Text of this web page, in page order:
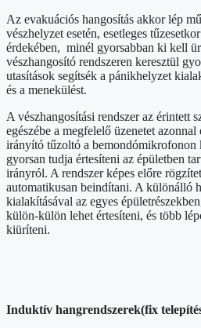
Az evakuációs hangosítás akkor lép
vészhelyzet esetén, esetleges
érdekében, minél gyorsabban ki kell
vészhangosító rendszeren keresztül
utasítások segítsék a pánikhelyzet
és a menekülést.
A vészhangosítási rendszer az érintett
egészébe a megfelelő üzenetet
irányító tűzoltó a bemondómikrofonon
gyorsan tudja értesíteni az épületben
irányról. A rendszer képes előre
automatikusan beindítani. A különálló
kialakításával az egyes
külön-külön lehet értesíteni, és több
kiüríteni.
Induktív hangrendszerek(fix